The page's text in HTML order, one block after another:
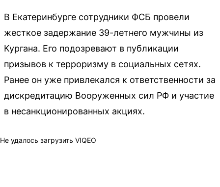
В Екатеринбурге сотрудники ФСБ провели
жесткое задержание 39-летнего мужчины из
Кургана. Его подозревают в публикации
призывов к терроризму в социальных сетях.
Ранее он уже привлекался к ответственности за
дискредитацию Вооруженных сил РФ и участие
в несанкционированных акциях.
Не удалось загрузить VIQEO